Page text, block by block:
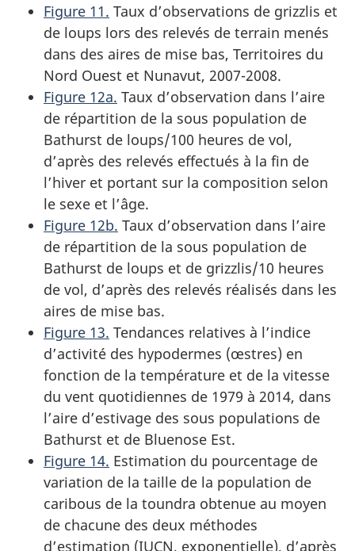
Figure 11. Taux d’observations de grizzlis et
de loups lors des relevés de terrain menés
dans des aires de mise bas, Territoires du
Nord Ouest et Nunavut, 2007-2008.
Figure 12a. Taux d’observation dans l’aire
de répartition de la sous population de
Bathurst de loups/100 heures de vol,
d’après des relevés effectués à la fin de
l’hiver et portant sur la composition selon
le sexe et l’âge.
Figure 12b. Taux d’observation dans l’aire
de répartition de la sous population de
Bathurst de loups et de grizzlis/10 heures
de vol, d’après des relevés réalisés dans les
aires de mise bas.
Figure 13. Tendances relatives à l’indice
d’activité des hypodermes (œstres) en
fonction de la température et de la vitesse
du vent quotidiennes de 1979 à 2014, dans
l’aire d’estivage des sous populations de
Bathurst et de Bluenose Est.
Figure 14. Estimation du pourcentage de
variation de la taille de la population de
caribous de la toundra obtenue au moyen
de chacune des deux méthodes
d’estimation (IUCN, exponentielle), d’après